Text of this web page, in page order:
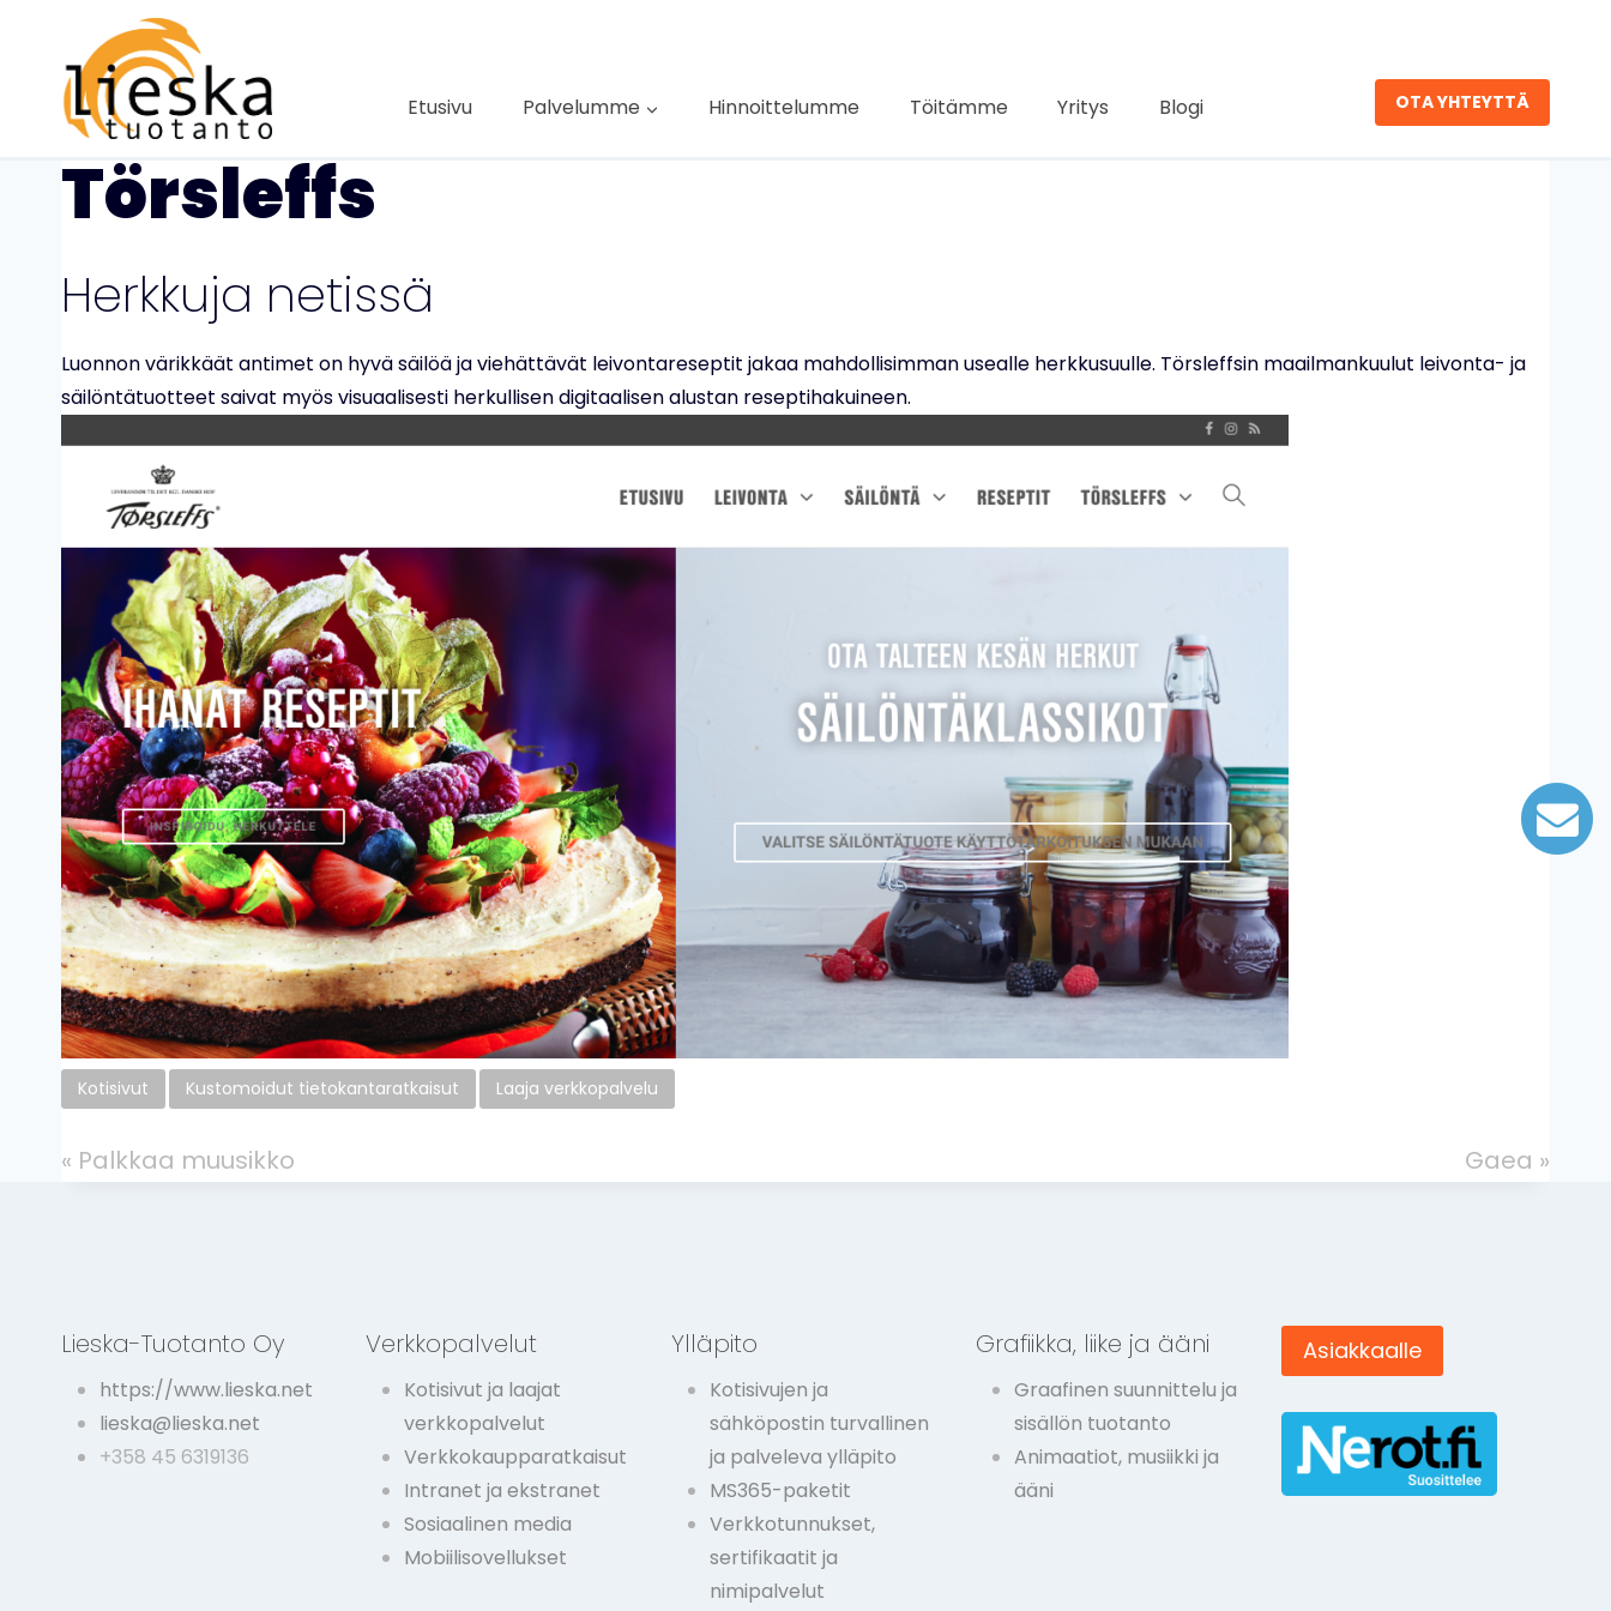
Etusivu Palvelumme Hinnoittelumme Töitämme Yritys Blogi OTA YHTEYTTÄ
Törsleffs
Herkkuja netissä
Luonnon värikkäät antimet on hyvä säilöä ja viehättävät leivontareseptit jakaa mahdollisimman usealle herkkusuulle. Törsleffsin maailmankuulut leivonta- ja
säilöntätuotteet saivat myös visuaalisesti herkullisen digitaalisen alustan reseptihakuineen.
Kotisivut Kustomoidut tietokantaratkaisut Laaja verkkopalvelu
« Palkkaa muusikko Gaea »
Lieska-Tuotanto Oy
https://www.lieska.net
lieska@lieska.net
+358 45 6319136
Verkkopalvelut
Kotisivut ja laajat
verkkopalvelut
Verkkokaupparatkaisut
Intranet ja ekstranet
Sosiaalinen media
Mobiilisovellukset
Ylläpito
Kotisivujen ja
sähköpostin turvallinen
ja palveleva ylläpito
MS365-paketit
Verkkotunnukset,
sertifikaatit ja
nimipalvelut
Grafiikka, liike ja ääni
Graafinen suunnittelu ja
sisällön tuotanto
Animaatiot, musiikki ja
ääni
Asiakkaalle